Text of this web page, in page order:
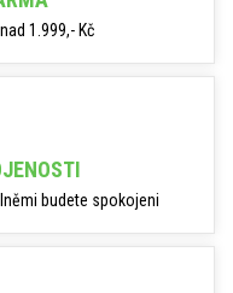
1.999,- Kč
budete spokojeni